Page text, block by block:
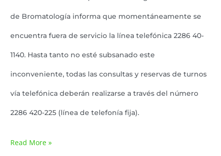
de Bromatología informa que momentáneamente se
encuentra fuera de servicio la línea telefónica 2286 40-
1140. Hasta tanto no esté subsanado este
inconveniente, todas las consultas y reservas de turnos
vía telefónica deberán realizarse a través del número
2286 420-225 (línea de telefonía fija).
Read More »